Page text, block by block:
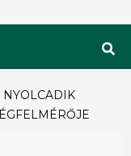
NYOLCADIK